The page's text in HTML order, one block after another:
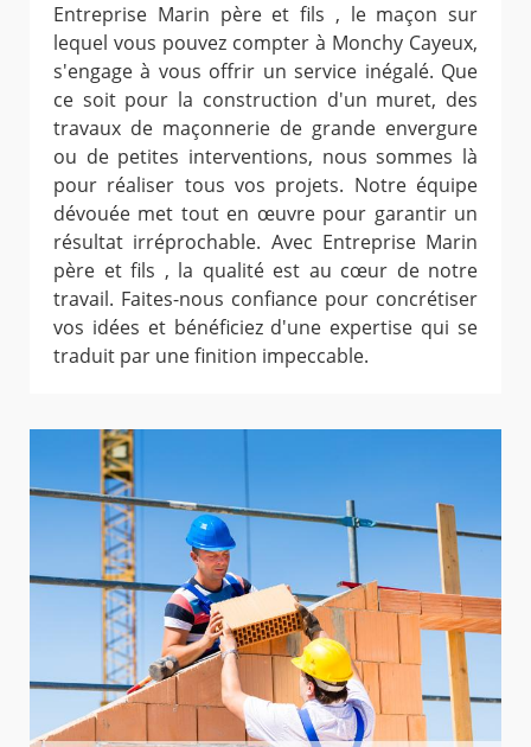
Entreprise Marin père et fils , le maçon sur
lequel vous pouvez compter à Monchy Cayeux,
s'engage à vous offrir un service inégalé. Que
ce soit pour la construction d'un muret, des
travaux de maçonnerie de grande envergure
ou de petites interventions, nous sommes là
pour réaliser tous vos projets. Notre équipe
dévouée met tout en œuvre pour garantir un
résultat irréprochable. Avec Entreprise Marin
père et fils , la qualité est au cœur de notre
travail. Faites-nous confiance pour concrétiser
vos idées et bénéficiez d'une expertise qui se
traduit par une finition impeccable.